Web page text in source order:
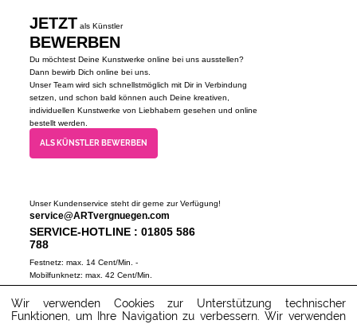
JETZT als Künstler
BEWERBEN
Du möchtest Deine Kunstwerke online bei uns ausstellen?
Dann bewirb Dich online bei uns.
Unser Team wird sich schnellstmöglich mit Dir in Verbindung
setzen, und schon bald können auch Deine kreativen,
individuellen Kunstwerke von Liebhabern gesehen und online
bestellt werden.
ALS KÜNSTLER BEWERBEN
Unser Kundenservice steht dir gerne zur Verfügung!
service@ARTvergnuegen.com
SERVICE-HOTLINE : 01805 586
788
Festnetz: max. 14 Cent/Min. -
Mobilfunknetz: max. 42 Cent/Min.
(Mo-Do 9-18 Uhr, Fr 9-16 Uhr)
ZUM SERVICECENTER
Wir verwenden Cookies zur Unterstützung technischer
Funktionen, um Ihre Navigation zu verbessern. Wir verwenden